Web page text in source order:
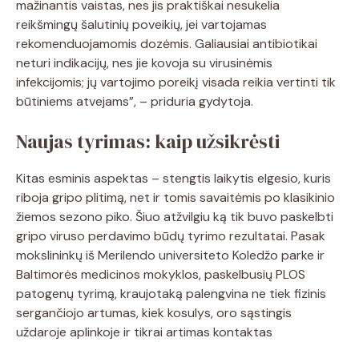
mažinantis vaistas, nes jis praktiškai nesukelia
reikšmingų šalutinių poveikių, jei vartojamas
rekomenduojamomis dozėmis. Galiausiai antibiotikai
neturi indikacijų, nes jie kovoja su virusinėmis
infekcijomis; jų vartojimo poreikį visada reikia vertinti tik
būtiniems atvejams”, – priduria gydytoja.
Naujas tyrimas: kaip užsikrėsti
Kitas esminis aspektas – stengtis laikytis elgesio, kuris
riboja gripo plitimą, net ir tomis savaitėmis po klasikinio
žiemos sezono piko. Šiuo atžvilgiu ką tik buvo paskelbti
gripo viruso perdavimo būdų tyrimo rezultatai. Pasak
mokslininkų iš Merilendo universiteto Koledžo parke ir
Baltimorės medicinos mokyklos, paskelbusių PLOS
patogenų tyrimą, kraujotaką palengvina ne tiek fizinis
sergančiojo artumas, kiek kosulys, oro sąstingis
uždaroje aplinkoje ir tikrai artimas kontaktas